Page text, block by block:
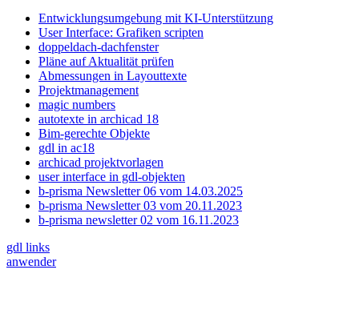
Entwicklungsumgebung mit KI-Unterstützung
User Interface: Grafiken scripten
doppeldach-dachfenster
Pläne auf Aktualität prüfen
Abmessungen in Layouttexte
Projektmanagement
magic numbers
autotexte in archicad 18
Bim-gerechte Objekte
gdl in ac18
archicad projektvorlagen
user interface in gdl-objekten
b-prisma Newsletter 06 vom 14.03.2025
b-prisma Newsletter 03 vom 20.11.2023
b-prisma newsletter 02 vom 16.11.2023
gdl links
anwender